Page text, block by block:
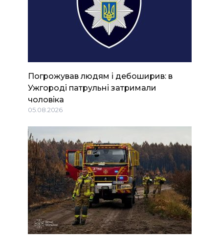
Погрожував людям і дебоширив: в
Ужгороді патрульні затримали
чоловіка
05.08.2026